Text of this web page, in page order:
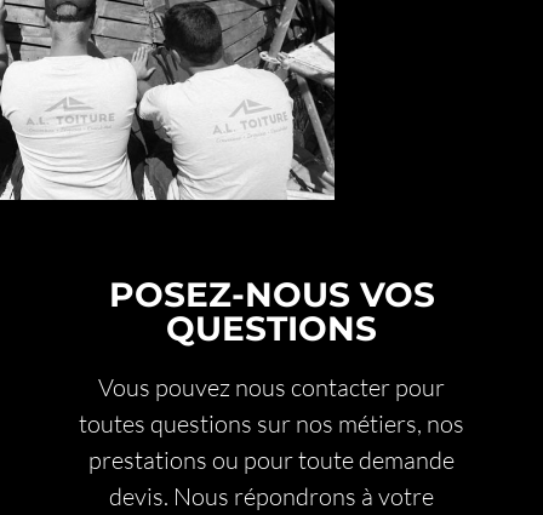
POSEZ-NOUS VOS
QUESTIONS
Vous pouvez nous contacter pour
toutes questions sur nos métiers, nos
prestations ou pour toute demande
devis. Nous répondrons à votre